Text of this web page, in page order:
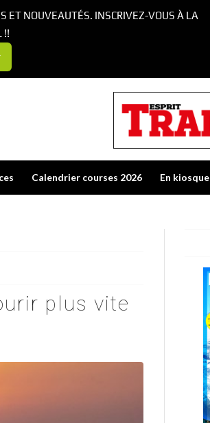
Calendrier courses 2026 En kiosque
plus vite
ET NOUVEAUTÉS. INSCRIVEZ-VOUS À LA
!!